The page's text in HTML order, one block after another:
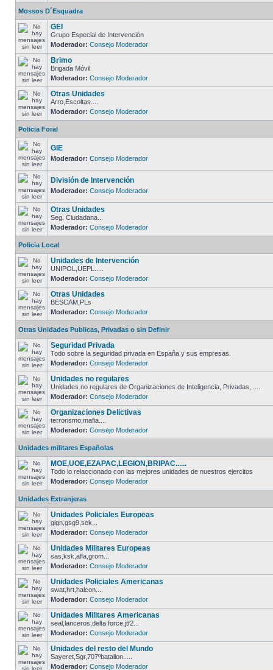
Mossos D´Esquadra
GEI
Grupo Especial de Intervención
Moderador: Consejo Moderador
Brimo
Brigada Móvil
Moderador: Consejo Moderador
Otras Unidades
Arro,Escoltas....
Moderador: Consejo Moderador
Policia Foral
GIE
Moderador: Consejo Moderador
División de Intervención
Moderador: Consejo Moderador
Otras Unidades
Seg. Ciudadana...
Moderador: Consejo Moderador
Policia Local
Unidades de Intervención
UNIPOL,UEPL.....
Moderador: Consejo Moderador
Otras Unidades
BESCAM,PLs
Moderador: Consejo Moderador
Otras Unidades Publicas, Privadas o sin Definir
Seguridad Privada
Todo sobre la seguridad privada en España y sus empresas.
Moderador: Consejo Moderador
Unidades no regulares
Unidades no regulares de Organizaciones de Inteligencia, Privadas, ....
Moderador: Consejo Moderador
Organizaciones Delictivas
terrorismo,mafia....
Moderador: Consejo Moderador
Unidades militares Españolas
MOE,UOE,EZAPAC,LEGION,BRIPAC......
Todo lo relaccionado con las mejores unidades de nuestros ejercitos
Moderador: Consejo Moderador
Unidades Extranjeras
Unidades Policiales Europeas
gign,gsg9,sek...
Moderador: Consejo Moderador
Unidades Militares Europeas
sas,ksk,alfa,grom...
Moderador: Consejo Moderador
Unidades Policiales Americanas
swat,hrt,halcon....
Moderador: Consejo Moderador
Unidades Militares Americanas
seal,lanceros,delta force,jtf2...
Moderador: Consejo Moderador
Unidades del resto del Mundo
Sayeret,Sgr,707ºbatallon.....
Moderador: Consejo Moderador